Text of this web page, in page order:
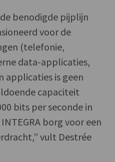
benodigde pijplijn
voor de
(telefonie,
data-applicaties,
applicaties is geen
capaciteit
bits per seconde in
borg voor een
vult Destrée